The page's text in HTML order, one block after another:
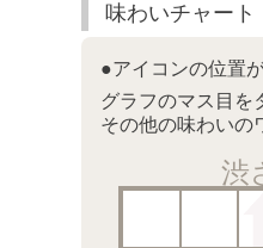
味わいチャート
●アイコンの位置
グラフのマス目を
その他の味わいの
渋